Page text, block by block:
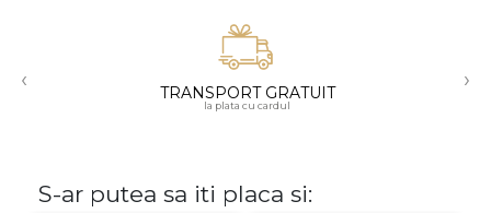
18K
‹ TRANSPORT GRATUIT
la plata cu cardul
›
S-ar putea sa iti placa si: